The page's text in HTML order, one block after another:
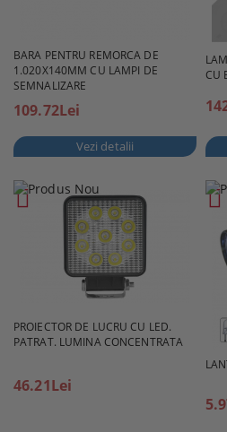
BARA PENTRU REMORCA DE
1.020X140MM CU LAMPI DE
SEMNALIZARE
109.72Lei
Vezi detalii
CU
PROIECTOR DE LUCRU CU LED.
PATRAT. LUMINA CONCENTRATA
46.21Lei